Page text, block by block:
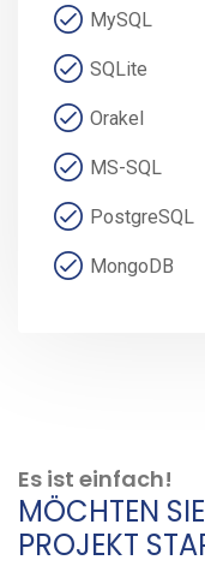
MySQL
SQLite
Orakel
MS-SQL
PostgreSQL
MongoDB
Es ist einfach!
MÖCHTEN
PROJEKT